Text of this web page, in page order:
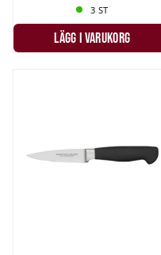
3 ST
LÄGG I VARUKORG